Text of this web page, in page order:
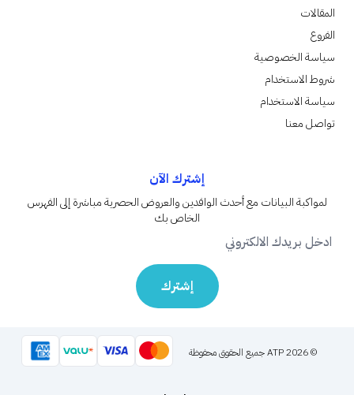
المقالات
الفروع
سياسة الخصوصية
شروط الاستخدام
سياسة الاستخدام
تواصل معنا
إشترك الآن
لمواكبة البيانات مع أحدث الوافدين والعروض الحصرية مباشرة إلى الفهرس
الخاص بك
إشترك
©
2026
ATPجميع الحقوق محفوظة